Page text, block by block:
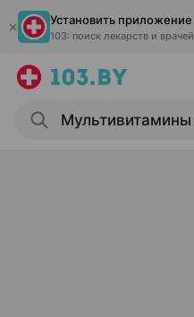
Установить приложение
103: поиск лекарств и врачей